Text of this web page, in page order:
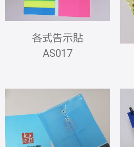
各式告示貼
AS017